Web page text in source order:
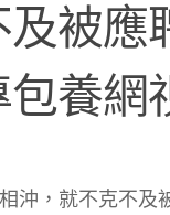
被應
養網
沖，就不克不及